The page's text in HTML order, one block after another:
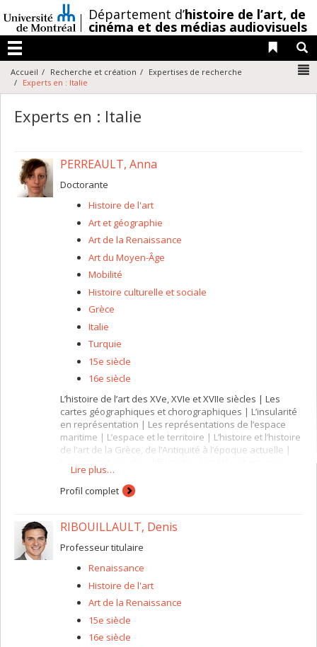
au
contenu
/Département d’histoire de l’art, de
cinéma et des médias audiovisuels
Menu
Liens
Accueil Recherche et création
Expertises de recherche
Experts en : Italie
Experts en : Italie
PERREAULT, Anna
Doctorante
Histoire de l'art
Art et géographie
Art de la Renaissance
Art du Moyen-Âge
Mobilité
Histoire culturelle et sociale
Grèce
Italie
Turquie
15e siècle
16e siècle
L’histoire de l’art des XVe, XVIe et XVIIe siècles | Les
cartes géographiques et chorographiques | L’insularité
en représentation | Les représentations de l’espace
maritime | L’espace et le territoire | L’histoire et l’histoire
de l’art de la Grèce, de l’Antiquité à l’époque actuelle |
culturels au sein du bassin méditerranéen
Lire plus…
Profil complet
RIBOUILLAULT, Denis
Professeur titulaire
Renaissance
Histoire de l'art
Art de la Renaissance
15e siècle
16e siècle